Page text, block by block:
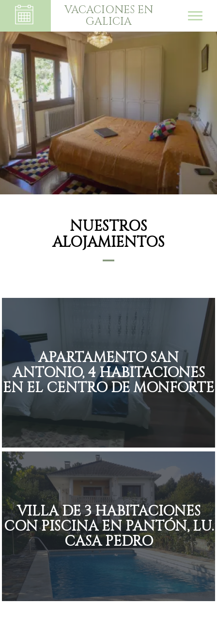
VACACIONES EN
GALICIA
NUESTROS
ALOJAMIENTOS
APARTAMENTO SAN
ANTONIO, 4 HABITACIONES
EN EL CENTRO DE MONFORTE
VILLA DE 3 HABITACIONES
CON PISCINA EN PANTÓN, LU.
CASA PEDRO